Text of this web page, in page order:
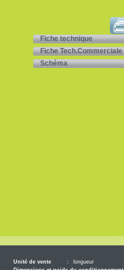
Fiche technique
Fiche Tech.Commerciale
Schéma
Unité de vente :
longueur